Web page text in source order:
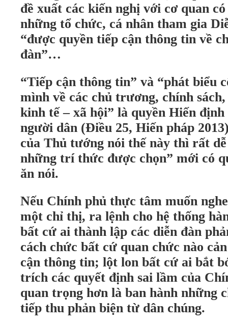
đề xuất các kiến nghị với cơ quan
những tổ chức, cá nhân tham gia
“được quyền tiếp cận thông tin về
đàn”…
“Tiếp cận thông tin” và “phát biểu
mình về các chủ trương, chính
kinh tế – xã hội” là quyền Hiến
người dân (Điều 25, Hiến pháp
của Thủ tướng nói thế này thì rất
những trí thức được chọn” mới có
ăn nói.
Nếu Chính phủ thực tâm muốn
một chỉ thị, ra lệnh cho hệ thống
bất cứ ai thành lập các diễn đàn
cách chức bất cứ quan chức nào
cận thông tin; lột lon bất cứ ai bắt
trích các quyết định sai lầm của
quan trọng hơn là ban hành những
tiếp thu phản biện từ dân chúng.